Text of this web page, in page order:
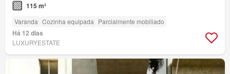
115 m²
Varanda Cozinha equipada Parcialmente mobiliado
Há 12 dias
LUXURYESTATE